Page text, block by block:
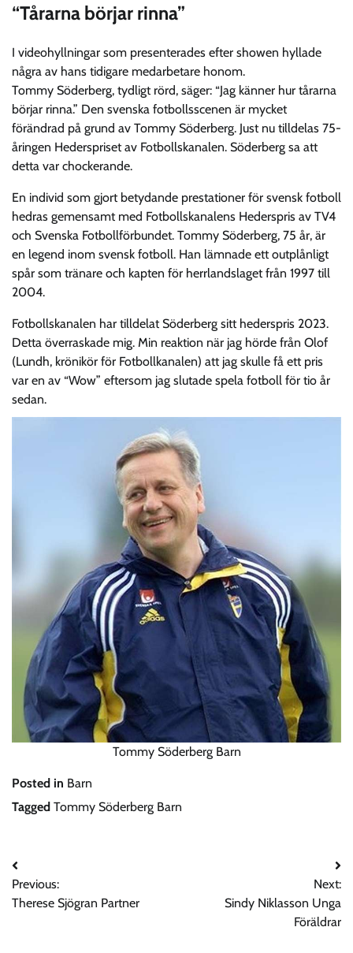
“Tårarna börjar rinna”
I videohyllningar som presenterades efter showen hyllade
några av hans tidigare medarbetare honom.
Tommy Söderberg, tydligt rörd, säger: “Jag känner hur tårarna
börjar rinna.” Den svenska fotbollsscenen är mycket
förändrad på grund av Tommy Söderberg. Just nu tilldelas 75-
åringen Hederspriset av Fotbollskanalen. Söderberg sa att
detta var chockerande.
En individ som gjort betydande prestationer för svensk fotboll
hedras gemensamt med Fotbollskanalens Hederspris av TV4
och Svenska Fotbollförbundet. Tommy Söderberg, 75 år, är
en legend inom svensk fotboll. Han lämnade ett outplånligt
spår som tränare och kapten för herrlandslaget från 1997 till
2004.
Fotbollskanalen har tilldelat Söderberg sitt hederspris 2023.
Detta överraskade mig. Min reaktion när jag hörde från Olof
(Lundh, krönikör för Fotbollkanalen) att jag skulle få ett pris
var en av “Wow” eftersom jag slutade spela fotboll för tio år
sedan.
Tommy Söderberg Barn
Posted in Barn
Tagged Tommy Söderberg Barn
Post
navigation
Previous:
Therese Sjögran Partner
Next:
Sindy Niklasson Unga
Föräldrar